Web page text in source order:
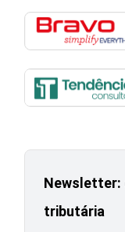
Newsletter:
tributária